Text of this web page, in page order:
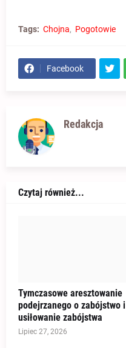
Tags: Chojna Pogotowie
Facebook
Redakcja
Czytaj również...
Tymczasowe aresztowanie
podejrzanego o zabójstwo i
usiłowanie zabójstwa
Lipiec 27, 2026